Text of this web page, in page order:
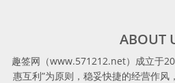
ABOUT
趣签网（www.571212.net）成立于
惠互利”为原则，稳妥快捷的经营作